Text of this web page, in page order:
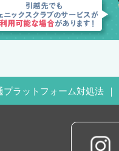
プラットフォーム対処法